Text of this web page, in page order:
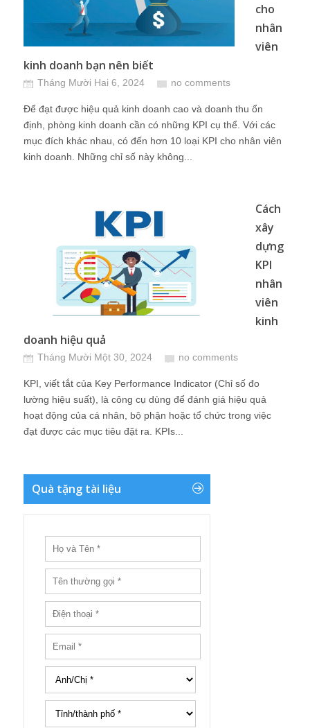
cho
nhân
viên
kinh doanh bạn nên biết
Tháng Mười Hai 6, 2024 no comments
Để đạt được hiệu quả kinh doanh cao và doanh thu ổn
định, phòng kinh doanh cần có những KPI cụ thể. Với các
mục đích khác nhau, có đến hơn 10 loại KPI cho nhân viên
kinh doanh. Những chỉ số này không...
Cách
xây
dựng
KPI
nhân
viên
kinh
doanh hiệu quả
Tháng Mười Một 30, 2024 no comments
KPI, viết tắt của Key Performance Indicator (Chỉ số đo
lường hiệu suất), là công cụ dùng để đánh giá hiệu quả
hoạt động của cá nhân, bộ phận hoặc tổ chức trong việc
đạt được các mục tiêu đặt ra. KPIs...
Quà tặng tài liệu